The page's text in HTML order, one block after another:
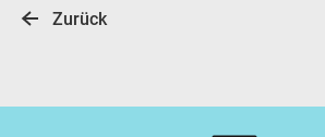
Zurück